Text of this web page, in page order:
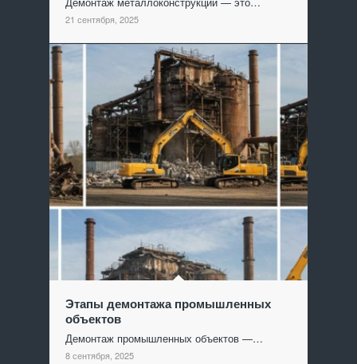
21 сентября, 2025
Этапы демонтажа промышленных
объектов
Демонтаж промышленных объектов —…
8 сентября, 2025